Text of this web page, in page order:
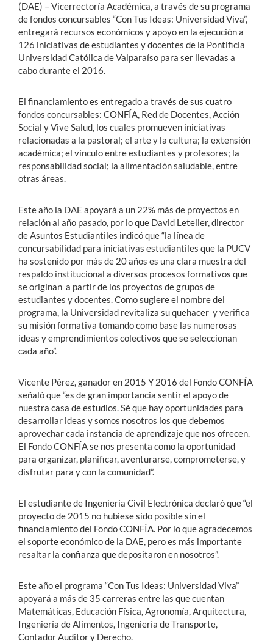
(DAE) – Vicerrectoría Académica, a través de su programa
de fondos concursables “Con Tus Ideas: Universidad Viva”,
entregará recursos económicos y apoyo en la ejecución a
126 iniciativas de estudiantes y docentes de la Pontificia
Universidad Católica de Valparaíso para ser llevadas a
cabo durante el 2016.
El financiamiento es entregado a través de sus cuatro
fondos concursables: CONFÍA, Red de Docentes, Acción
Social y Vive Salud, los cuales promueven iniciativas
relacionadas a la pastoral; el arte y la cultura; la extensión
académica; el vínculo entre estudiantes y profesores; la
responsabilidad social; la alimentación saludable, entre
otras áreas.
Este año la DAE apoyará a un 22% más de proyectos en
relación al año pasado, por lo que David Letelier, director
de Asuntos Estudiantiles indicó que “la línea de
concursabilidad para iniciativas estudiantiles que la PUCV
ha sostenido por más de 20 años es una clara muestra del
respaldo institucional a diversos procesos formativos que
se originan a partir de los proyectos de grupos de
estudiantes y docentes. Como sugiere el nombre del
programa, la Universidad revitaliza su quehacer y verifica
su misión formativa tomando como base las numerosas
ideas y emprendimientos colectivos que se seleccionan
cada año”.
Vicente Pérez, ganador en 2015 Y 2016 del Fondo CONFÍA
señaló que “es de gran importancia sentir el apoyo de
nuestra casa de estudios. Sé que hay oportunidades para
desarrollar ideas y somos nosotros los que debemos
aprovechar cada instancia de aprendizaje que nos ofrecen.
El Fondo CONFÍA se nos presenta como la oportunidad
para organizar, planificar, aventurarse, comprometerse, y
disfrutar para y con la comunidad”.
El estudiante de Ingeniería Civil Electrónica declaró que “el
proyecto de 2015 no hubiese sido posible sin el
financiamiento del Fondo CONFÍA. Por lo que agradecemos
el soporte económico de la DAE, pero es más importante
resaltar la confianza que depositaron en nosotros”.
Este año el programa “Con Tus Ideas: Universidad Viva”
apoyará a más de 35 carreras entre las que cuentan
Matemáticas, Educación Física, Agronomía, Arquitectura,
Ingeniería de Alimentos, Ingeniería de Transporte,
Contador Auditor y Derecho.